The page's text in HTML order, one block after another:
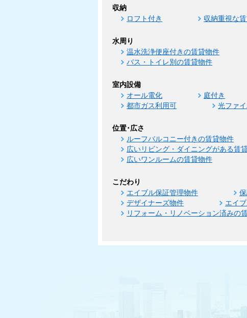
収納
ロフト付き 収納重視な
水周り
温水洗浄便座付きの賃貸物件
バス・トイレ別の賃貸物件
室内設備
オール電化 庭付き
都市ガス利用可
光ファ
位置･広さ
ルーフバルコニー付きの賃貸物件
広いリビング・ダイニングがある賃
広いワンルームの賃貸物件
こだわり
エイブル保証管理物件
デザイナーズ物件
エイ
リフォーム・リノベーション済みの